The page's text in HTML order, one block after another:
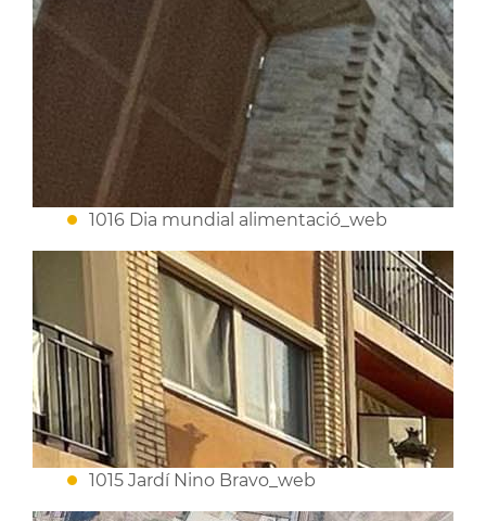
1016 Dia mundial alimentació_web
1015 Jardí Nino Bravo_web